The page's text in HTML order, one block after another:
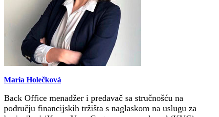
Maria Holečková
Back Office menadžer i predavač sa stručnošću na
području financijskih tržišta s naglaskom na uslugu za